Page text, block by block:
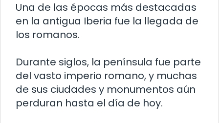
Una de las épocas más destacadas
en la antigua Iberia fue la llegada de
los romanos.
Durante siglos, la península fue parte
del vasto imperio romano, y muchas
de sus ciudades y monumentos aún
perduran hasta el día de hoy.